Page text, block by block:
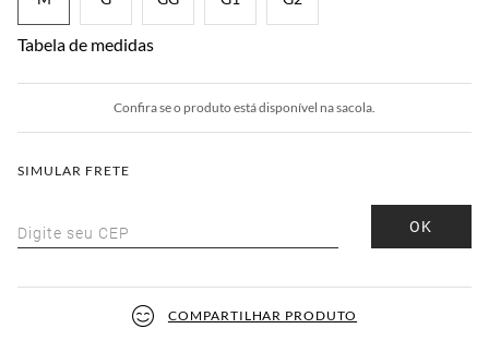
Tabela de medidas
Confira se o produto está disponível na sacola.
SIMULAR FRETE
Digite seu CEP OK
COMPARTILHAR PRODUTO